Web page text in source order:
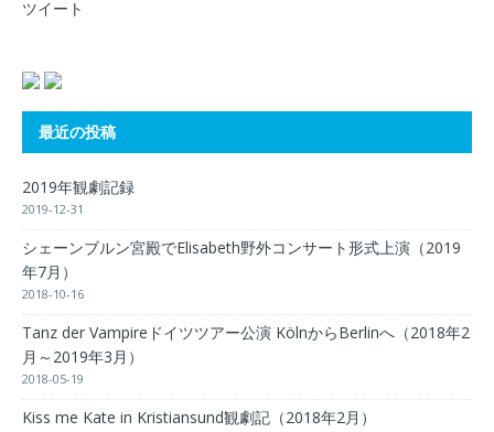
ツイート
最近の投稿
2019年観劇記録
2019-12-31
シェーンブルン宮殿でElisabeth野外コンサート形式上演（2019
年7月）
2018-10-16
Tanz der Vampireドイツツアー公演 KölnからBerlinへ（2018年2
月～2019年3月）
2018-05-19
Kiss me Kate in Kristiansund観劇記（2018年2月）